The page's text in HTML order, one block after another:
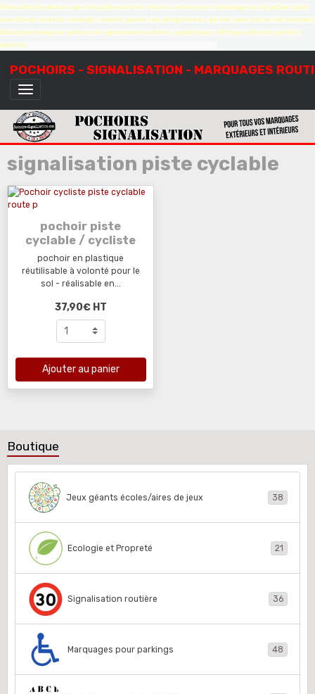
Fabrication de pochoirs pour les professionnels, mairies, entreprises, marquage au sol, pochoirs pour
cour d'école, marelle, escargot, serpent, pochoirs de pictogrammes, pochoirs pour caisses de transport,
fabrication française, pochoirs de signalisation routière, signalétique, lettrages adhésifs, pochoirs
adhésifs,
POCHOIRS - SIGNALISATION - MARQUAGES
signalisation piste cyclable
pochoir piste
cyclable / cycliste
pochoir en plastique
réutilisable à volonté pour le
sol - réalisable en...
37,90€ HT
Ajouter au panier
Boutique
Jeux géants écoles/aires de jeux 38
Ecologie et Propreté 21
Signalisation routière 36
Marquages pour parkings 48